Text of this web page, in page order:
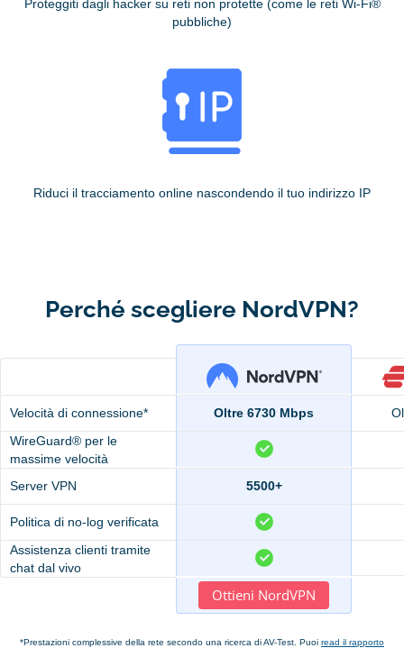
Proteggiti dagli hacker su reti non protette (come le reti Wi-Fi®
pubbliche)
Riduci il tracciamento online nascondendo il tuo indirizzo IP
Perché scegliere NordVPN?
Velocità di connessione* Oltre 6730 Mbps
WireGuard® per le
massime velocità
Server VPN
5500+
Politica di no-log verificata
Assistenza clienti tramite
chat dal vivo
Ottieni NordVPN
*Prestazioni complessive della rete secondo una ricerca di AV-Test. Puoi read il rapporto